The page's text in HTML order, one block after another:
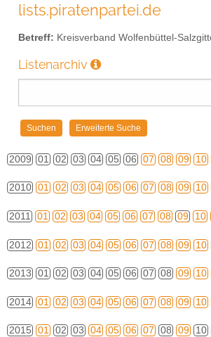
lists.piratenpartei.de
Betreff: Kreisverband Wolfenbüttel-
Listenarchiv
2009 01 02 03 04 05 06 07 08 09 10
2010 01 02 03 04 05 06 07 08 09 10
2011 01 02 03 04 05 06 07 08 09 10
2012 01 02 03 04 05 06 07 08 09 10
2013 01 02 03 04 05 06 07 08 09 10
2014 01 02 03 04 05 06 07 08 09 10
2015 01 02 03 04 05 06 07 08 09 10